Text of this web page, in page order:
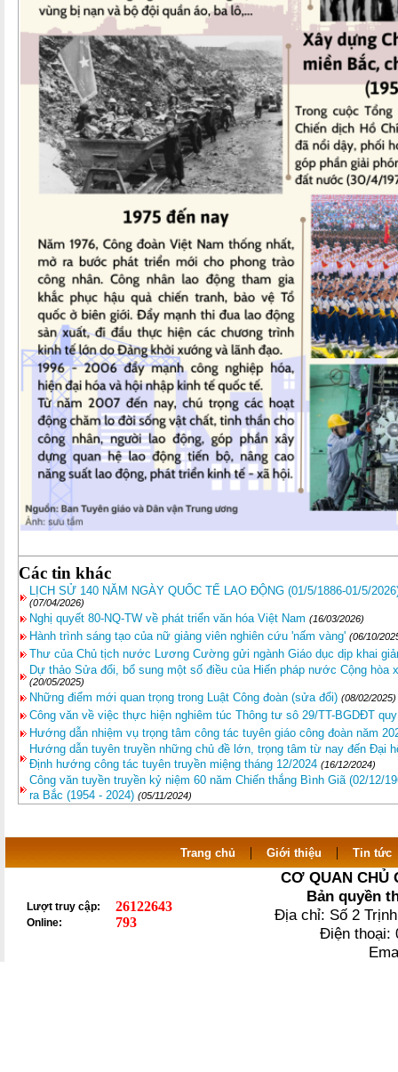
Các tin khác
LỊCH SỬ 140 NĂM NGÀY QUỐC TẾ LAO ĐỘNG (01/5/1886-01/5/
(07/04/2026)
Nghị quyết 80-NQ-TW về phát triển văn hóa Việt Nam (16/03/2026)
Hành trình sáng tạo của nữ giảng viên nghiên cứu 'nấm vàng' (06/10/
Thư của Chủ tịch nước Lương Cường gửi ngành Giáo dục dịp khai
Dự thảo Sửa đổi, bổ sung một số điều của Hiến pháp nước Cộng hòa
(20/05/2025)
Những điểm mới quan trọng trong Luật Công đoàn (sửa đổi) (08/02/2025)
Công văn về việc thực hiện nghiêm túc Thông tư sô 29/TT-BGDĐT
Hướng dẫn nhiệm vụ trọng tâm công tác tuyên giáo công đoàn năm
Hướng dẫn tuyên truyền những chủ đề lớn, trọng tâm từ nay đến Đại
Định hướng công tác tuyên truyền miệng tháng 12/2024 (16/12/2024)
Công văn tuyền truyền kỷ niệm 60 năm Chiến thắng Bình Giã (02/12/
ra Bắc (1954 - 2024) (05/11/2024)
Trang chủ | Giới thiệu | Tin tức
Lượt truy cập: 26122643
Online: 793
CƠ QUAN CHỦ
Bản quyền
Địa chỉ: Số 2
Điện